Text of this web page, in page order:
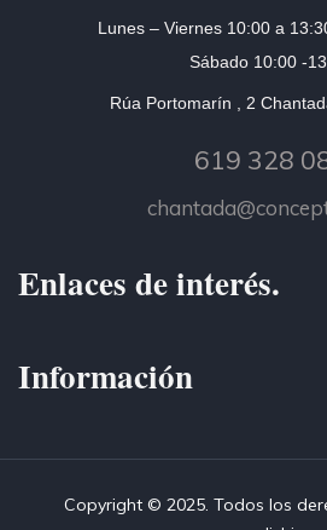
Lunes – Viernes 10:00 a
Sábado 10:00 -
Rúa Portomarín , 2
619 328
Enlaces de interés.
Información
Copyright © 2025. Todos los